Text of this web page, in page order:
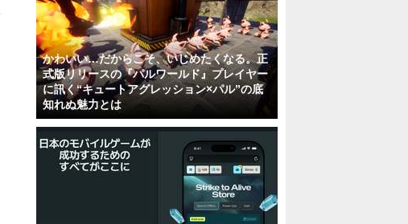
かわいい…だからこそ、いじめたくなる。正
式版リリースの『パルワールド』プレイヤー
に訊く“キュートアグレッション×パル”の底
知れぬ魅力とは